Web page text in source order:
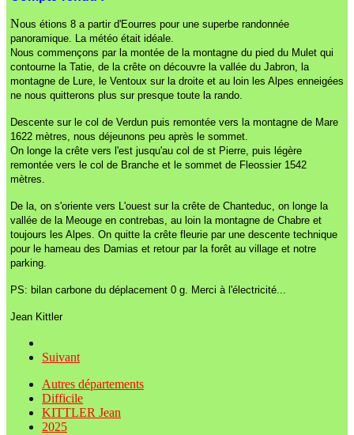
Nous étions 8 a partir d'Eourres pour une superbe randonnée
panoramique. La météo était idéale.
Nous commençons par la montée de la montagne du pied du Mulet qui
contourne la Tatie, de la crête on découvre la vallée du Jabron, la
montagne de Lure, le Ventoux sur la droite et au loin les Alpes enneigées
ne nous quitterons plus sur presque toute la rando.
Descente sur le col de Verdun puis remontée vers la montagne de Mare
1622 mètres, nous déjeunons peu après le sommet.
On longe la crête vers l'est jusqu'au col de st Pierre, puis légère
remontée vers le col de Branche et le sommet de Fleossier 1542
mètres.
De la, on s'oriente vers L'ouest sur la crête de Chanteduc, on longe la
vallée de la Meouge en contrebas, au loin la montagne de Chabre et
toujours les Alpes. On quitte la crête fleurie par une descente technique
pour le hameau des Damias et retour par la forêt au village et notre
parking.
PS: bilan carbone du déplacement 0 g. Merci à l'électricité...
Jean Kittler
Suivant
Autres départements
Difficile
KITTLER Jean
2025